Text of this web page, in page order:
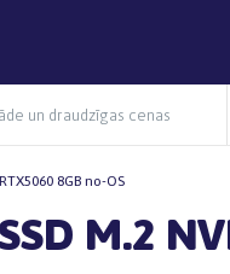
un draudzīgas cenas
8GB no-OS
M.2